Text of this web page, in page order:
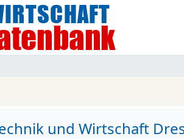
und Wirtschaft